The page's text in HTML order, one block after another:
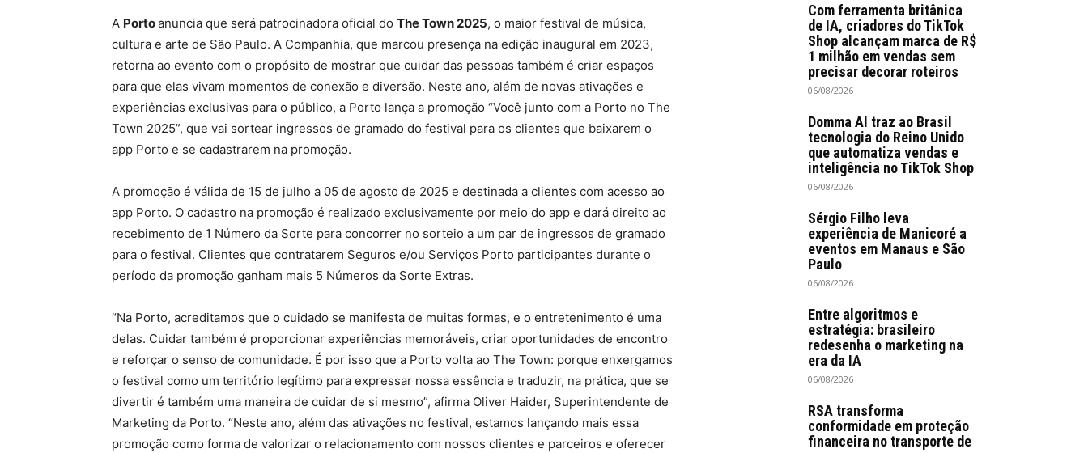
A Portoanuncia que será patrocinadora oficial do The Town 2025, o maior festival de música,
cultura e arte de São Paulo. A Companhia, que marcou presença na edição inaugural em 2023,
retorna ao evento com o propósito de mostrar que cuidar das pessoas também é criar espaços
para que elas vivam momentos de conexão e diversão. Neste ano, além de novas ativações e
experiências exclusivas para o público, a Porto lança a promoção “Você junto com a Porto no The
Town 2025”, que vai sortear ingressos de gramado do festival para os clientes que baixarem o
app Porto e se cadastrarem na promoção.
A promoção é válida de 15 de julho a 05 de agosto de 2025 e destinada a clientes com acesso ao
app Porto. O cadastro na promoção é realizado exclusivamente por meio do app e dará direito ao
recebimento de 1 Número da Sorte para concorrer no sorteio a um par de ingressos de gramado
para o festival. Clientes que contratarem Seguros e/ou Serviços Porto participantes durante o
período da promoção ganham mais 5 Números da Sorte Extras.
“Na Porto, acreditamos que o cuidado se manifesta de muitas formas, e o entretenimento é uma
delas. Cuidar também é proporcionar experiências memoráveis, criar oportunidades de encontro
e reforçar o senso de comunidade. É por isso que a Porto volta ao The Town: porque enxergamos
o festival como um território legítimo para expressar nossa essência e traduzir, na prática, que se
divertir é também uma maneira de cuidar de si mesmo”, afirma Oliver Haider, Superintendente de
Marketing da Porto. “Neste ano, além das ativações no festival, estamos lançando mais essa
promoção como forma de valorizar o relacionamento com nossos clientes e parceiros e oferecer
Com ferramenta britânica
de IA, criadores do TikTok
Shop alcançam marca de R$
1 milhão em vendas sem
precisar decorar roteiros
06/08/2026
Domma AI traz ao Brasil
tecnologia do Reino Unido
que automatiza vendas e
inteligência no TikTok Shop
06/08/2026
Sérgio Filho leva
experiência de Manicoré a
eventos em Manaus e São
Paulo
06/08/2026
Entre algoritmos e
estratégia: brasileiro
redesenha o marketing na
era da IA
06/08/2026
RSA transforma
conformidade em proteção
financeira no transporte de